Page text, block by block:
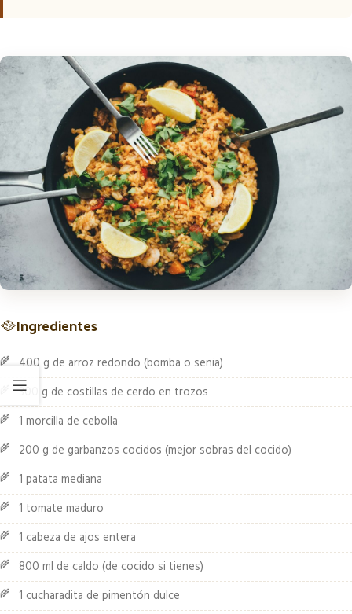
🥘Ingredientes
400 g de arroz redondo (bomba o senia)
300 g de costillas de cerdo en trozos
1 morcilla de cebolla
200 g de garbanzos cocidos (mejor sobras del cocido)
1 patata mediana
1 tomate maduro
1 cabeza de ajos entera
800 ml de caldo (de cocido si tienes)
1 cucharadita de pimentón dulce